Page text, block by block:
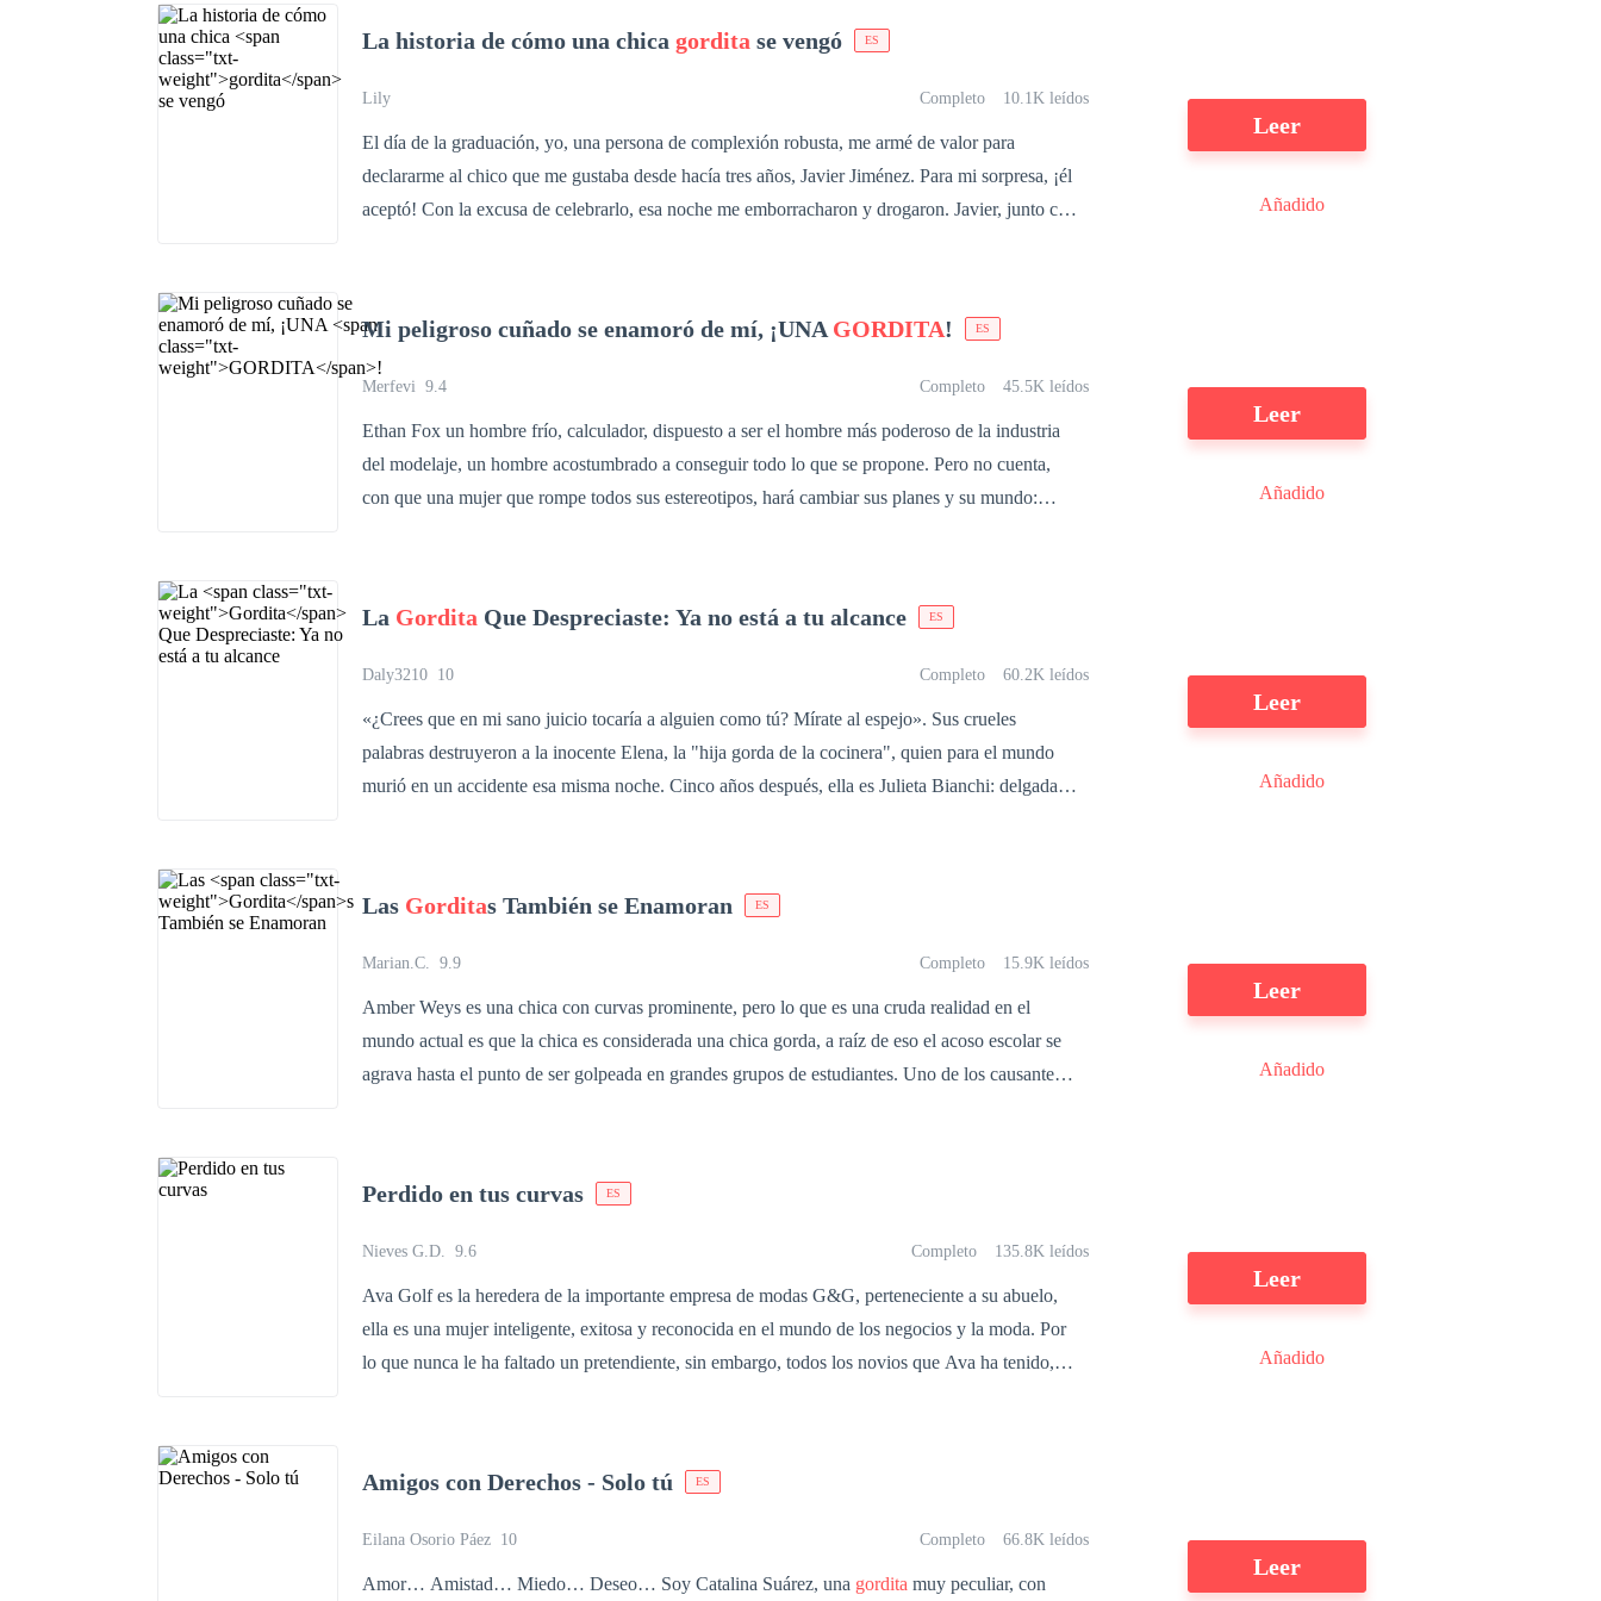
los celos y la traición amenazan su felicidad. ¿Podrá Marcella encontrar finalmente el amor y el
respeto que merece?
La historia de cómo una chica gordita se vengó ES
Lily Completo 10.1K leídos
El día de la graduación, yo, una persona de complexión robusta, me armé de valor para
declararme al chico que me gustaba desde hacía tres años, Javier Jiménez. Para mi sorpresa, ¡él
aceptó! Con la excusa de celebrarlo, esa noche me emborracharon y drogaron. Javier, junto con
Leer
Añadido
Mi peligroso cuñado se enamoró de mí, ¡UNA GORDITA! ES
Merfevi 9.4 Completo 45.5K leídos
Ethan Fox un hombre frío, calculador, dispuesto a ser el hombre más poderoso de la industria
del modelaje, un hombre acostumbrado a conseguir todo lo que se propone. Pero no cuenta,
con que una mujer que rompe todos sus estereotipos, hará cambiar sus planes y su mundo:
aprenderán; “Que para el amor no existe talla”.
Leer
Añadido
La Gordita Que Despreciaste: Ya no está a tu alcance ES
Daly3210 10 Completo 60.2K leídos
«¿Crees que en mi sano juicio tocaría a alguien como tú? Mírate al espejo». Sus crueles
palabras destruyeron a la inocente Elena, la "hija gorda de la cocinera", quien para el mundo
murió en un accidente esa misma noche. Cinco años después, ella es Julieta Bianchi: delgada y
pasado... y que, además, oculta a su hija moribunda en un hospital.
Leer
Añadido
Las Gorditas También se Enamoran ES
Marian.C. 9.9 Completo 15.9K leídos
Amber Weys es una chica con curvas prominente, pero lo que es una cruda realidad en el
mundo actual es que la chica es considerada una chica gorda, a raíz de eso el acoso escolar se
agrava hasta el punto de ser golpeada en grandes grupos de estudiantes. Uno de los causantes
prominentes lo ayuda a salir del hoyo que lo consumía llevándolo a luz.
Leer
Añadido
Perdido en tus curvas ES
Nieves G.D. 9.6 Completo 135.8K leídos
Ava Golf es la heredera de la importante empresa de modas G&G, perteneciente a su abuelo,
ella es una mujer inteligente, exitosa y reconocida en el mundo de los negocios y la moda. Por
lo que nunca le ha faltado un pretendiente, sin embargo, todos los novios que Ava ha tenido,
de su último rompimiento, Ava decide que no creerá más en el amor, se jura que de ahora en
adelante, solo tendrá encuentros casuales, nada de novios o pensar en el matrimonio, y con esa
guapísimo hombre de ojos azules, con el que tiene un encuentro íntimo casual y a quien nunca
Leer
Añadido
Amigos con Derechos - Solo tú ES
Eilana Osorio Páez 10 Completo 66.8K leídos
Amor… Amistad… Miedo… Deseo… Soy Catalina Suárez, una gordita muy peculiar, con
Leer